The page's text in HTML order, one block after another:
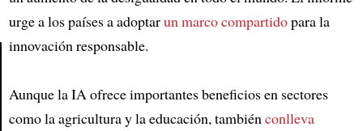
urge a los países a adoptarun marco compartidopara la
innovación responsable.
Aunque la IA ofrece importantes beneficios en sectores
como la agricultura y la educación, también conlleva